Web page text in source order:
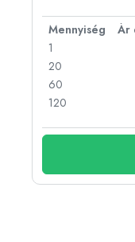
Mennyiség
1
20
60
120